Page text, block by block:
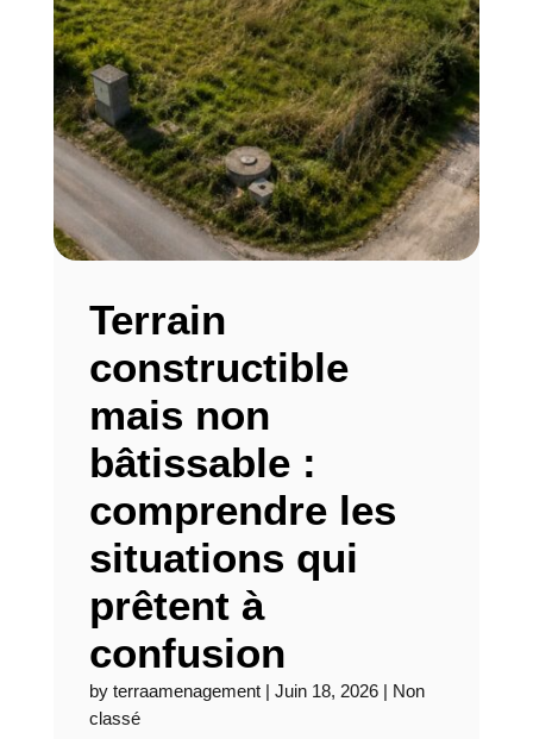
Terrain
constructible
mais non
bâtissable :
comprendre les
situations qui
prêtent à
confusion
by terraamenagement| Juin 18, 2026| Non
classé